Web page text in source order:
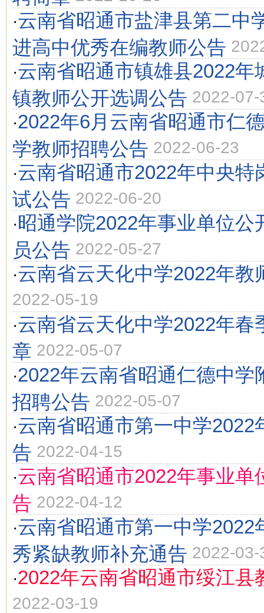
·云南省昭通市盐津县第二中
进高中优秀在编教师公告
·云南省昭通市镇雄县2022年
镇教师公开选调公告 2022-07-
·2022年6月云南省昭通市仁
学教师招聘公告 2022-06-23
·云南省昭通市2022年中央特
试公告 2022-06-20
·昭通学院2022年事业单位公
员公告 2022-05-27
·云南省云天化中学2022年教
2022-05-19
·云南省云天化中学2022年春
章 2022-05-07
·2022年云南省昭通仁德中学
招聘公告 2022-05-07
·云南省昭通市第一中学2022
告 2022-04-15
·云南省昭通市2022年事业单
告 2022-04-12
·云南省昭通市第一中学2022
秀紧缺教师补充通告 2022-03-
·2022年云南省昭通市绥江县
2022-03-19